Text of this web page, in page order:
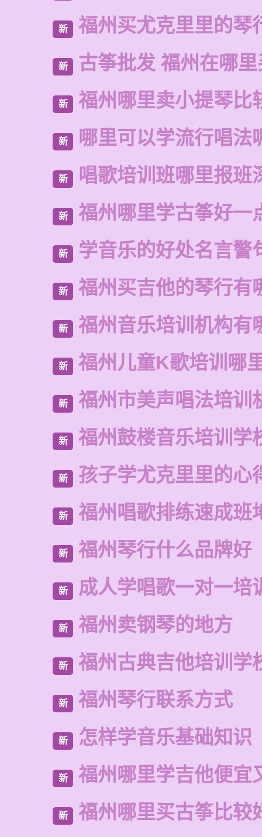
新 福州买尤克里里的琴
新 古筝批发 福州在哪
新 福州哪里卖小提琴比
新 哪里可以学流行唱法
新 唱歌培训班哪里报班
新 福州哪里学古筝好一
新 学音乐的好处名言警
新 福州买吉他的琴行有
新 福州音乐培训机构有
新 福州儿童K歌培训哪
新 福州市美声唱法培训
新 福州鼓楼音乐培训学
新 孩子学尤克里里的心
新 福州唱歌排练速成班
新 福州琴行什么品牌好
新 成人学唱歌一对一培
新 福州卖钢琴的地方
新 福州古典吉他培训学
新 福州琴行联系方式
新 怎样学音乐基础知识
新 福州哪里学吉他便宜
新 福州哪里买古筝比较